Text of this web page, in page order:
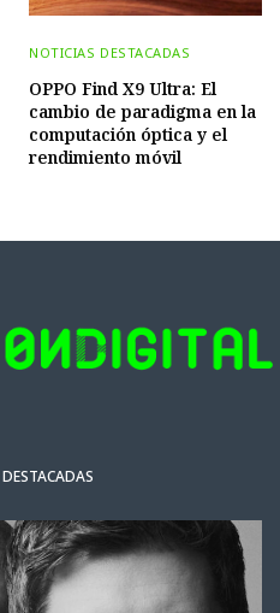
NOTICIAS DESTACADAS
OPPO Find X9 Ultra: El
cambio de paradigma en la
computación óptica y el
rendimiento móvil